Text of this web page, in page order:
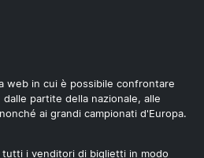
web in cui è possibile confrontare
partite della nazionale, alle
ai grandi campionati d'Europa.
i venditori di biglietti in modo